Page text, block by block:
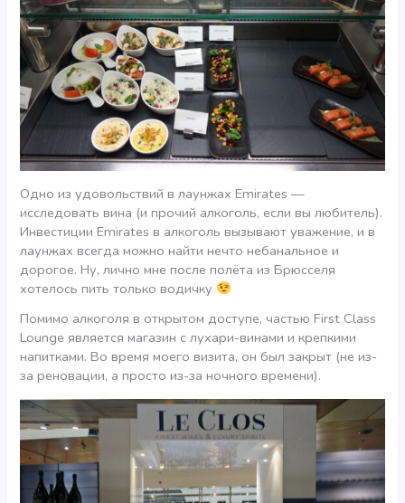
Одно из удовольствий в лаунжах Emirates —
исследовать вина (и прочий алкоголь, если вы любитель).
Инвестиции Emirates в алкоголь вызывают уважение, и в
лаунжах всегда можно найти нечто небанальное и
дорогое. Ну, лично мне после полёта из Брюсселя
хотелось пить только водичку
Помимо алкоголя в открытом доступе, частью First Class
Lounge является магазин с лухари-винами и крепкими
напитками. Во время моего визита, он был закрыт (не из-
за реновации, а просто из-за ночного времени).